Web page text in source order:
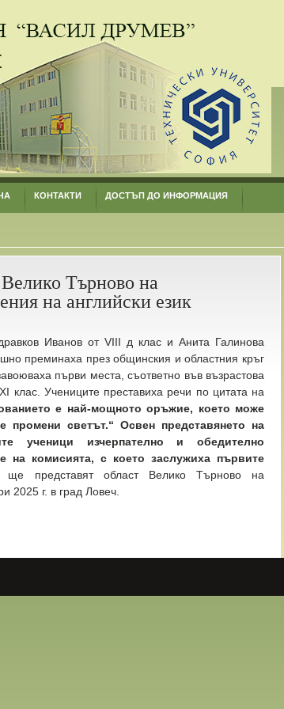
КОНТАКТИ ДОСТЪП ДО ИНФОРМАЦИЯ
Търново на
на английски език
Иванов от VIII д клас и Анита Галинова
преминаха през общинския и областния кръг
първи места, съответно във възрастова
клас. Учениците преставиха речи по цитата на
е най-мощното оръжие, което може
промени светът.“ Освен представянето на
ученици изчерпателно и обедително
на комисията, с което заслужиха първите
ще представят област Велико Търново на
2025 г. в град Ловеч.